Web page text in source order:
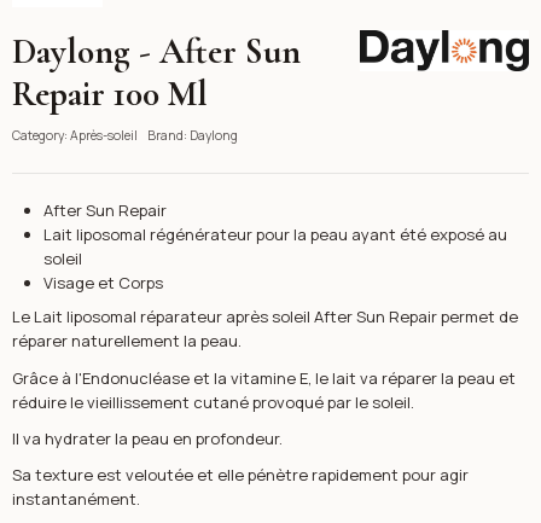
Daylong
Daylong - After Sun
Repair 100 Ml
Category: Après-soleil Brand: Daylong
After Sun Repair
Lait liposomal régénérateur pour la peau ayant été exposé au
soleil
Visage et Corps
Le Lait liposomal réparateur après soleil After Sun Repair permet de
réparer naturellement la peau.
Grâce à l'Endonucléase et la vitamine E, le lait va réparer la peau et
réduire le vieillissement cutané provoqué par le soleil.
Il va hydrater la peau en profondeur.
Sa texture est veloutée et elle pénètre rapidement pour agir
instantanément.